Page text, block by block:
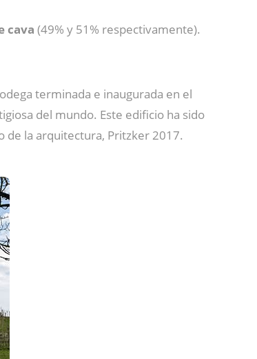
cava (49% y 51% respectivamente).
terminada e inaugurada en el
del mundo. Este edificio ha sido
de la arquitectura, Pritzker 2017.